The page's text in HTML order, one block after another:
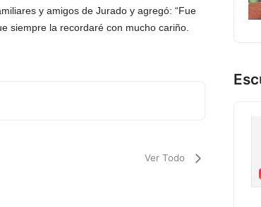
y amigos de Jurado y agregó: “Fue
siempre la recordaré con mucho cariño.
Ver Todo